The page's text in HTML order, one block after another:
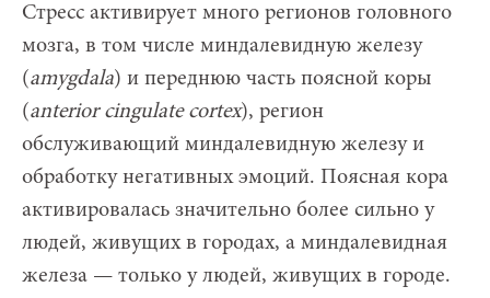
Стресс активирует много регионов головного
мозга, в том числе миндалевидную железу
(amygdala) и переднюю часть поясной коры
(anterior cingulate cortex), регион
обслуживающий миндалевидную железу и
обработку негативных эмоций. Поясная кора
активировалась значительно более сильно у
людей, живущих в городах, а миндалевидная
железа — только у людей, живущих в городе.